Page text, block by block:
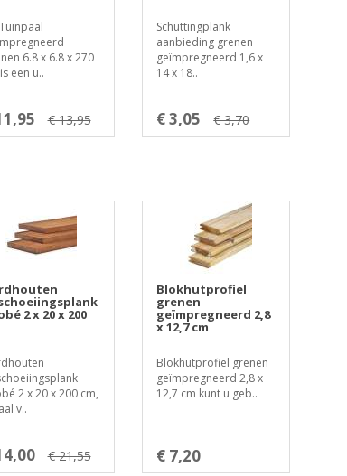
6.8 x 6.8 x 270
een u..
€ 13,95
Schuttingplank
aanbieding grenen
geïmpregneerd 1,6 x
14 x 18..
€ 3,05 € 3,70
2 x 20 x 200
2 x 20 x 200 cm,
v..
€ 21,55
Blokhutprofiel
grenen
geïmpregneerd 2,8
x 12,7 cm
Blokhutprofiel grenen
geïmpregneerd 2,8 x
12,7 cm kunt u geb..
€ 7,20